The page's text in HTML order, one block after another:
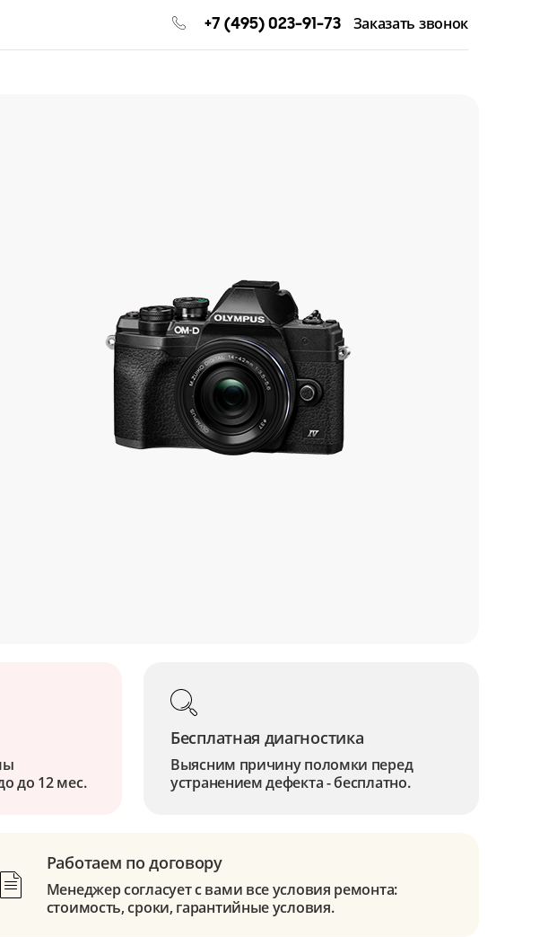
+7 (495) 023-91-73 Заказать звонок
до 12 мес.
Бесплатная диагностика
Выясним причину поломки перед
устранением дефекта - бесплатно.
Работаем по договору
Менеджер согласует с вами все условия ремонта:
стоимость, сроки, гарантийные условия.